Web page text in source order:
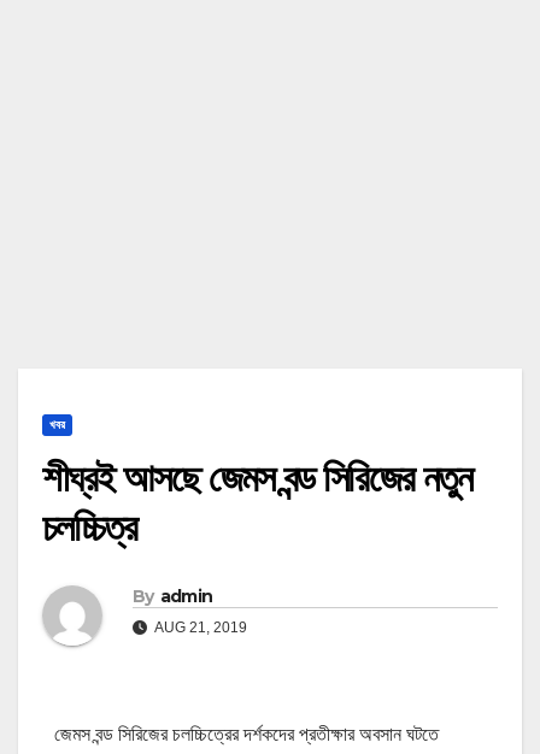
খবর
শীঘ্রই আসছে জেমস বন্ড সিরিজের নতুন
চলচ্চিত্র
By admin
AUG 21, 2019
জেমস বন্ড সিরিজের চলচ্চিত্রের দর্শকদের প্রতীক্ষার অবসান ঘটতে